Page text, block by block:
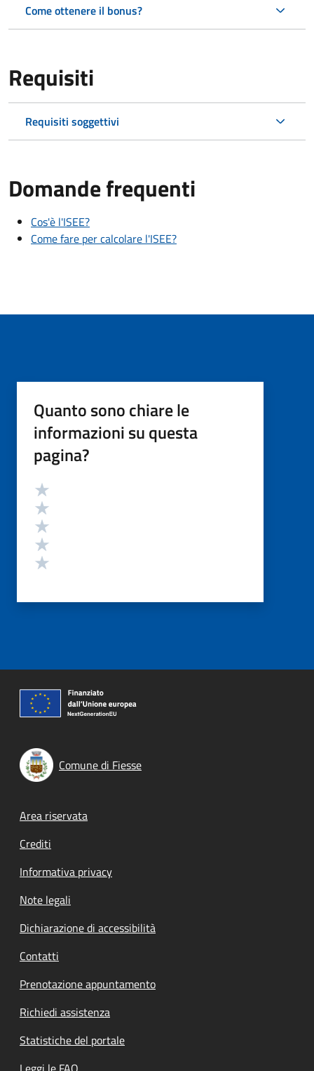
Come ottenere il bonus?
Requisiti
Requisiti soggettivi
Domande frequenti
Cos'è l'ISEE?
Come fare per calcolare l'ISEE?
Quanto sono chiare le
informazioni su questa
pagina?
Valutazione
Comune di Fiesse
Footer menu
Area riservata
Crediti
Informativa privacy
Note legali
Dichiarazione di accessibilità
Contatti
Prenotazione appuntamento
Richiedi assistenza
Statistiche del portale